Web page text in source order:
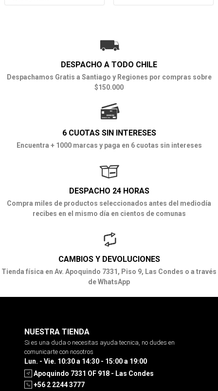
DESPACHO A TODO CHILE
Despachamos Gratis a Santiago y Regiones por compras sobre
$150.000
6 CUOTAS SIN INTERESES
Encuentra + 1000 marcas y paga en 6 cuotas sin intereses
DESPACHO 24 HORAS
Compra miles de productos seleccionados antes del mediodía
recibes en el mismo día en cientos de comunas
CAMBIOS Y DEVOLUCIONES
Tienda física en Av. Apoquindo 7331, Piso 9, Las Condes o a través
de WhatsApp
NUESTRA TIENDA
Si es una duda o necesitas ayuda tecnica, no dudes en
comunicarte con nosotros
Lun. - Vie. 10:30 a 14:30 - 15:00 a 19:00
Apoquindo 7331 OF 918 - Las Condes
+56 2 2244 3777